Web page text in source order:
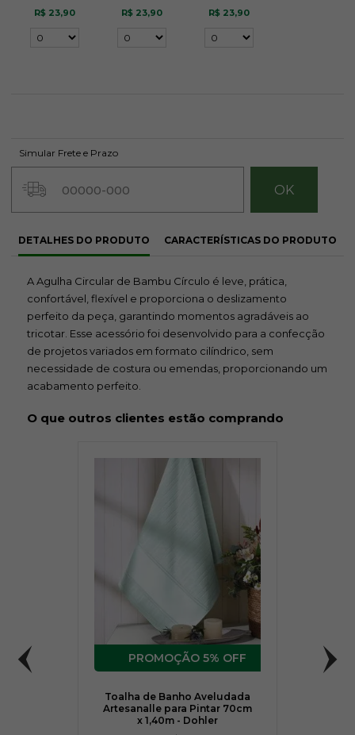
R$ 23,90 R$ 23,90 R$ 23,90
Simular Frete e Prazo
DETALHES DO PRODUTO CARACTERÍSTICAS DO PRODUTO
A Agulha Circular de Bambu Círculo é leve, prática,
confortável, flexível e proporciona o deslizamento
perfeito da peça, garantindo momentos agradáveis ao
tricotar. Esse acessório foi desenvolvido para a confecção
de projetos variados em formato cilíndrico, sem
necessidade de costura ou emendas, proporcionando um
acabamento perfeito.
O que outros clientes estão comprando
5% OFF
Toalha de Banho Aveludada
Artesanalle para Pintar 70cm
x 1,40m - Dohler